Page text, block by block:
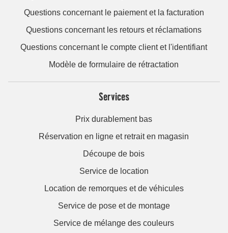
Questions concernant le paiement et la facturation
Questions concernant les retours et réclamations
Questions concernant le compte client et l'identifiant
Modèle de formulaire de rétractation
Services
Prix durablement bas
Réservation en ligne et retrait en magasin
Découpe de bois
Service de location
Location de remorques et de véhicules
Service de pose et de montage
Service de mélange des couleurs